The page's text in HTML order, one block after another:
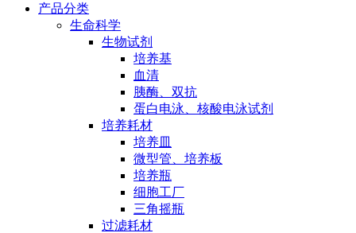
产品分类
生命科学
生物试剂
培养基
血清
胰酶、双抗
蛋白电泳、核酸电泳试剂
培养耗材
培养皿
微型管、培养板
培养瓶
细胞工厂
三角摇瓶
过滤耗材